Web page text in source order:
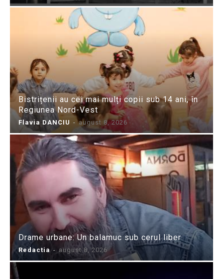
Bistrițenii au cei mai mulți copii sub 14 ani, în
Regiunea Nord-Vest
Flavia DANCIU - august 8, 2026
Drame urbane: Un balamuc sub cerul liber
Redactia - august 8, 2026